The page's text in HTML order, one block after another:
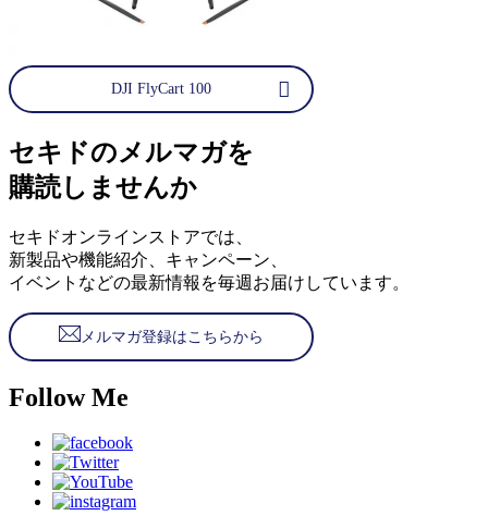
DJI FlyCart 100
セキドのメルマガを
購読しませんか
セキドオンラインストアでは、
新製品や機能紹介、キャンペーン、
イベントなどの最新情報を毎週お届けしています。
メルマガ登録はこちらから
Follow Me